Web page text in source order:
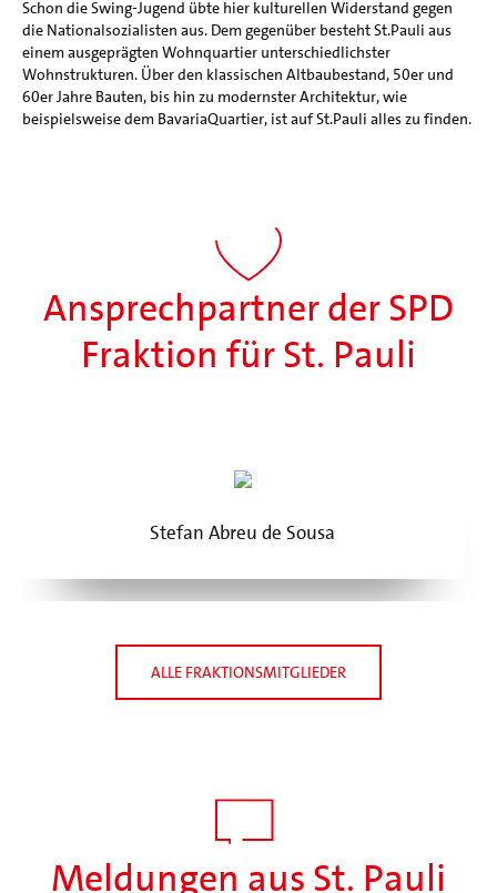
Schon die Swing-Jugend übte hier kulturellen Widerstand gegen
die Nationalsozialisten aus. Dem gegenüber besteht St.Pauli aus
einem ausgeprägten Wohnquartier unterschiedlichster
Wohnstrukturen. Über den klassischen Altbaubestand, 50er und
60er Jahre Bauten, bis hin zu modernster Architektur, wie
beispielsweise dem BavariaQuartier, ist auf St.Pauli alles zu finden.
Ansprechpartner der SPD
Fraktion für St. Pauli
Stefan Abreu de Sousa
ALLE FRAKTIONSMITGLIEDER
Meldungen aus St. Pauli